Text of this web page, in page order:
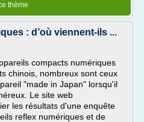
thème
: d’où viennent-ils ...
compacts numériques
chinois, nombreux sont ceux
"made in Japan" lorsqu'il
Le site web
les résultats d'une enquête
reflex numériques et de